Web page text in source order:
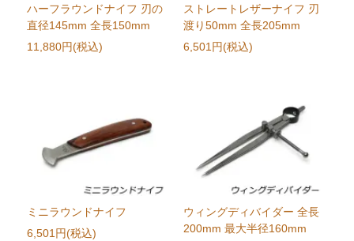
ハーフラウンドナイフ 刃の
直径145mm 全長150mm
11,880円(税込)
ストレートレザーナイフ 刃
渡り50mm 全長205mm
6,501円(税込)
ミニラウンドナイフ
6,501円(税込)
ウィングディバイダー 全長
200mm 最大半径160mm